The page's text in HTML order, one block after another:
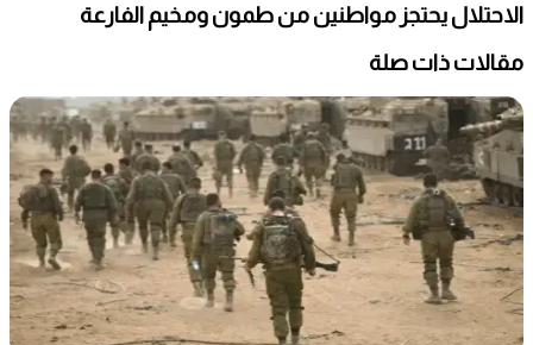
الاحتلال يحتجز مواطنين من طمون ومخيم الفارعة
مقالات ذات صلة